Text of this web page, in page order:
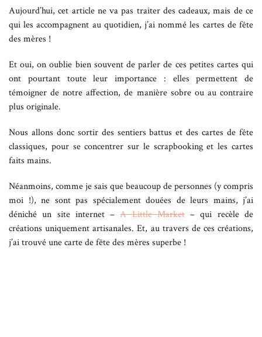
Aujourd’hui, cet article ne va pas traiter des cadeaux, mais de ce
qui les accompagnent au quotidien, j’ai nommé les cartes de fête
des mères !
Et oui, on oublie bien souvent de parler de ces petites cartes qui
ont pourtant toute leur importance : elles permettent de
témoigner de notre affection, de manière sobre ou au contraire
plus originale.
Nous allons donc sortir des sentiers battus et des cartes de fête
classiques, pour se concentrer sur le scrapbooking et les cartes
faits mains.
Néanmoins, comme je sais que beaucoup de personnes (y compris
moi !), ne sont pas spécialement douées de leurs mains, j’ai
déniché un site internet –A Little Market– qui recèle de
créations uniquement artisanales. Et, au travers de ces créations,
j’ai trouvé une carte de fête des mères superbe !